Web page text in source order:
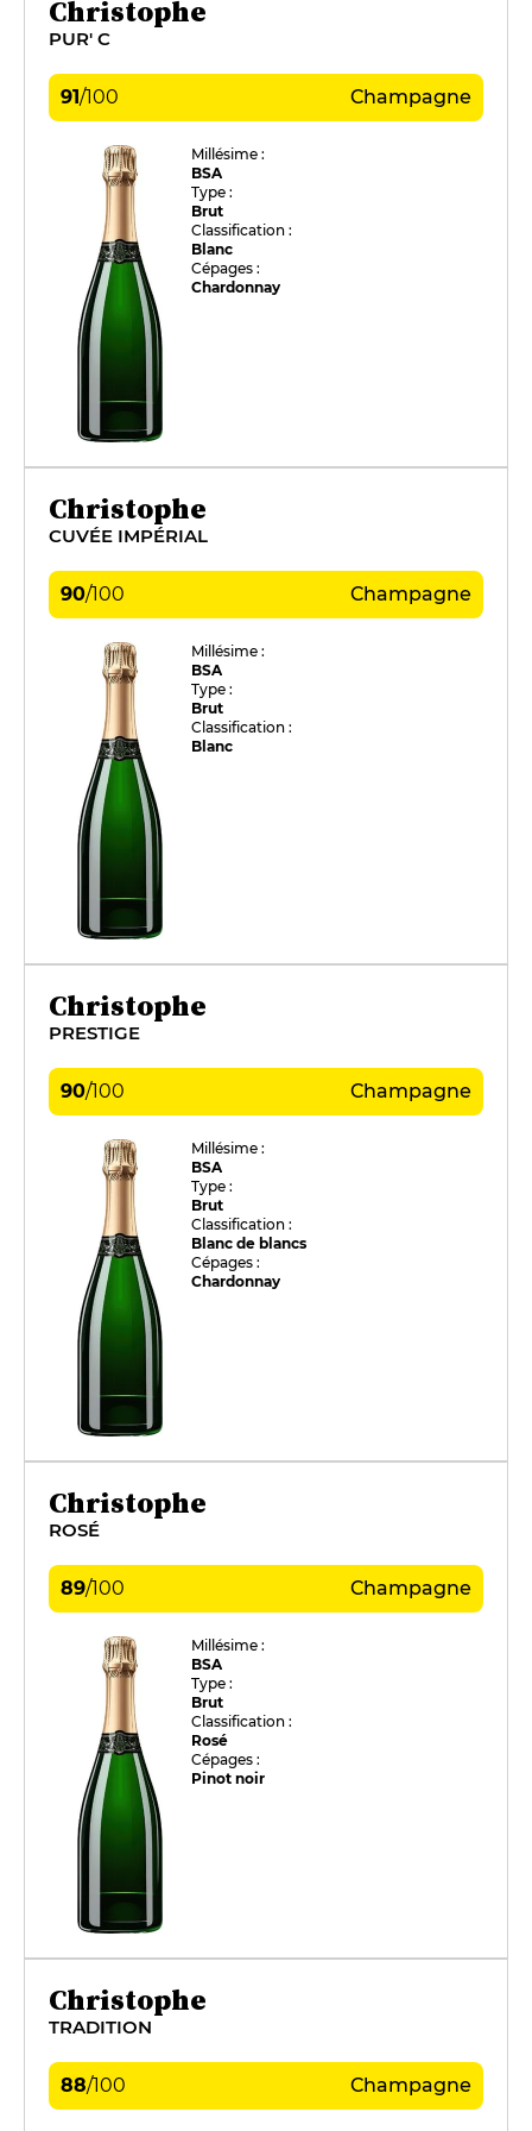
Christophe
PUR' C
91/100 Champagne
Millésime :
BSA
Type :
Brut
Classification :
Blanc
Cépages :
Chardonnay
Christophe
CUVÉE IMPÉRIAL
90/100 Champagne
Millésime :
BSA
Type :
Brut
Classification :
Blanc
Christophe
PRESTIGE
90/100 Champagne
Millésime :
BSA
Type :
Brut
Classification :
Blanc de blancs
Cépages :
Chardonnay
Christophe
ROSÉ
89/100 Champagne
Millésime :
BSA
Type :
Brut
Classification :
Rosé
Cépages :
Pinot noir
Christophe
TRADITION
88/100 Champagne